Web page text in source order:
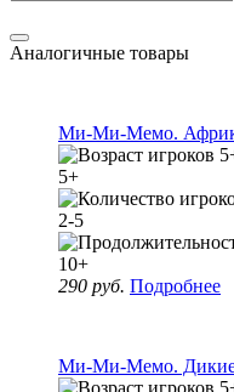
Аналогичные товары
Ми-Ми-Мемо.
5+
2-5
10+
290 руб. Подробнее
Ми-Ми-Мемо.